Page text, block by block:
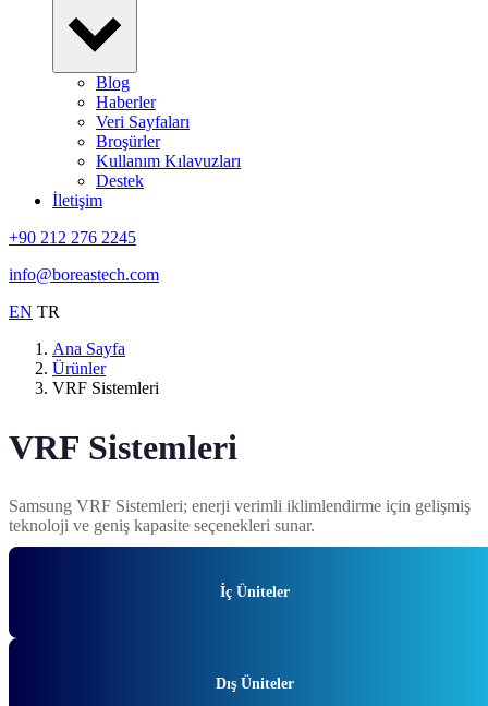
Blog
Haberler
Veri Sayfaları
Broşürler
Kullanım Kılavuzları
Destek
İletişim
+90 212 276 2245
info@boreastech.com
EN TR
Ana Sayfa
Ürünler
VRF Sistemleri
VRF Sistemleri
Samsung VRF Sistemleri; enerji verimli iklimlendirme için gelişmiş
teknoloji ve geniş kapasite seçenekleri sunar.
İç Üniteler
Dış Üniteler